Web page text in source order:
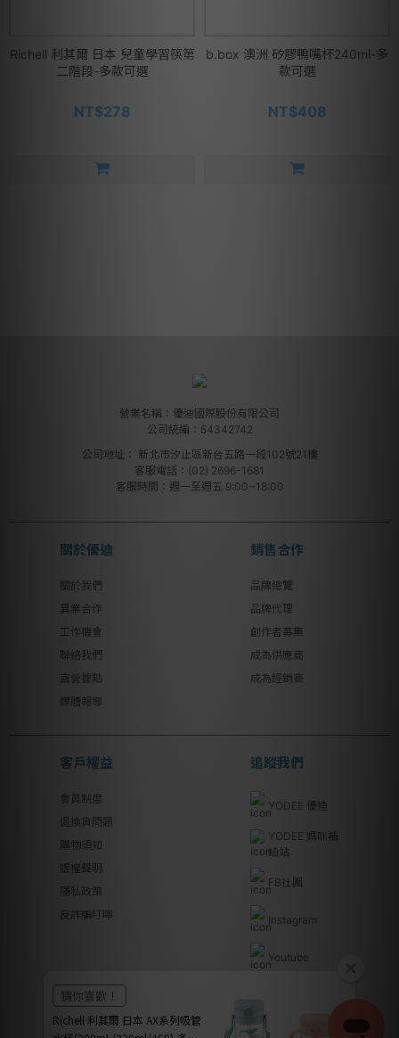
Richell 利其爾 日本 兒童學習筷第
二階段-多款可選
NT$278
b.box 澳洲 矽膠鴨嘴杯240ml-多
款可選
NT$408
營業名稱：優迪國際股份有限公司
公司統編：54342742
公司地址： 新北市汐止區新台五路一段102號21樓
客服電話：(02) 2696-1681
客服時間：週一至週五 9:00~18:00
關於優迪
關於我們
異業合作
工作機會
聯絡我們
直營據點
媒體報導
銷售合作
品牌總覽
品牌代理
創作者募集
成為供應商
成為經銷商
客戶權益
會員制度
退換貨問題
購物須知
版權聲明
隱私政策
反詐騙叮嚀
追蹤我們
YODEE 優迪
YODEE 媽咪補
給站
FB社團
Instagram
Youtube